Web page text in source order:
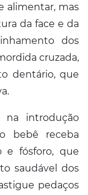
alimentar, mas
da face e da
dos
cruzada,
dentário, que
na introdução
bebê receba
e fósforo, que
saudável dos
pedaços